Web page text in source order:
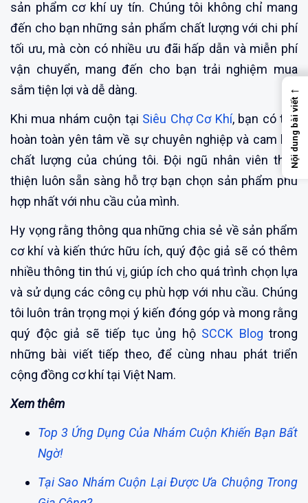
sản phẩm cơ khí uy tín. Chúng tôi không chỉ mang
đến cho bạn những sản phẩm chất lượng với chi phí
tối ưu, mà còn có nhiều ưu đãi hấp dẫn và miễn phí
vận chuyển, mang đến cho bạn trải nghiệm mua
sắm tiện lợi và dễ dàng.
Khi mua nhám cuộn tại Siêu Chợ Cơ Khí, bạn có thể
hoàn toàn yên tâm về sự chuyên nghiệp và cam kết
chất lượng của chúng tôi. Đội ngũ nhân viên thân
thiện luôn sẵn sàng hỗ trợ bạn chọn sản phẩm phù
hợp nhất với nhu cầu của mình.
Hy vọng rằng thông qua những chia sẻ về sản phẩm
cơ khí và kiến thức hữu ích, quý độc giả sẽ có thêm
nhiều thông tin thú vị, giúp ích cho quá trình chọn lựa
và sử dụng các công cụ phù hợp với nhu cầu. Chúng
tôi luôn trân trọng mọi ý kiến đóng góp và mong rằng
quý độc giả sẽ tiếp tục ủng hộ SCCK Blog trong
những bài viết tiếp theo, để cùng nhau phát triển
cộng đồng cơ khí tại Việt Nam.
Xem thêm
Top 3 Ứng Dụng Của Nhám Cuộn Khiến Bạn Bất
Ngờ!
Tại Sao Nhám Cuộn Lại Được Ưa Chuộng Trong
←
Nội dung bài viết